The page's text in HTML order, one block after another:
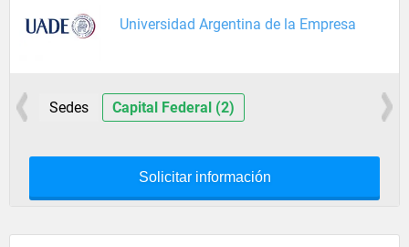
Universidad Argentina de la Empresa
Sedes Capital Federal (2)
Solicitar información